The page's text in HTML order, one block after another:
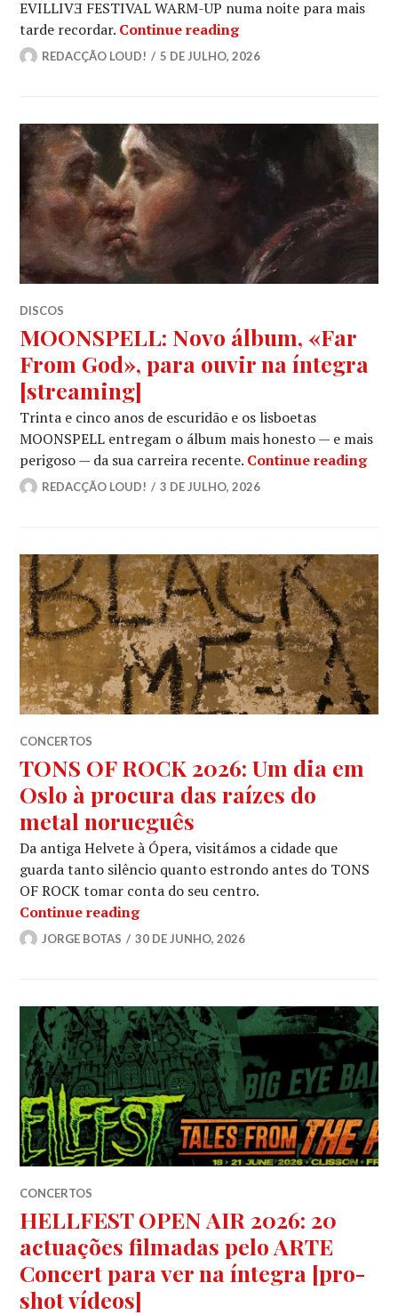
EVILLIVƎ FESTIVAL WARM-UP numa noite para mais
tarde recordar. Continue readingEVILLIVƎ FESTIVAL
REDACÇÃO LOUD! 5 DE JULHO, 2026
DISCOS
MOONSPELL: Novo álbum, «Far
From God», para ouvir na íntegra
[streaming]
Trinta e cinco anos de escuridão e os lisboetas
MOONSPELL entregam o álbum mais honesto — e mais
perigoso — da sua carreira recente. Continue reading
REDACÇÃO LOUD! 3 DE JULHO, 2026
CONCERTOS
TONS OF ROCK 2026: Um dia em
Oslo à procura das raízes do
metal norueguês
Da antiga Helvete à Ópera, visitámos a cidade que
guarda tanto silêncio quanto estrondo antes do TONS
OF ROCK tomar conta do seu centro.
Continue readingTONS OF ROCK 2026: Um dia em
JORGE BOTAS 30 DE JUNHO, 2026
CONCERTOS
HELLFEST OPEN AIR 2026: 20
actuações filmadas pelo ARTE
Concert para ver na íntegra [pro-
shot vídeos]